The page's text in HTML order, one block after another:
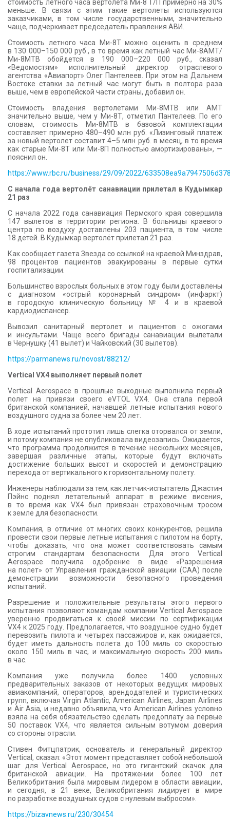
стоимость летного часа вертолета Ми-8 Т/П примерно на 30%
меньше. В связи с этим такие вертолеты используются
заказчиками, в том числе государственными, значительно
чаще, подчеркивает председатель правления АВИ.
Стоимость летного часа Ми-8Т можно оценить в среднем
в 130 000–150 000 руб., в то время как летный час Ми-8АМТ/
Ми-8МТВ обойдется в 190 000–220 000 руб., сказал
«Ведомостям» исполнительный директор отраслевого
агентства «Авиапорт» Олег Пантелеев. При этом на Дальнем
Востоке ставки за летный час могут быть в полтора раза
выше, чем в европейской части страны, добавил он.
Стоимость владения вертолетами Ми-8МТВ или АМТ
значительно выше, чем у Ми-8Т, отметил Пантелеев. По его
словам, стоимость Ми-8МТВ в базовой комплектации
составляет примерно 480–490 млн руб. «Лизинговый платеж
за новый вертолет составит 4–5 млн руб. в месяц, в то время
как старые Ми-8Т или Ми-8П полностью амортизированы», —
пояснил он.
https://www.rbc.ru/business/29/09/2022/
С начала года вертолёт санавиации прилетал в Кудымкар
21 раз
С начала 2022 года санавиация Пермского края совершила
147 вылетов в территории региона. В больницы краевого
центра по воздуху доставлены 203 пациента, в том числе
18 детей. В Кудымкар вертолёт прилетал 21 раз.
Как сообщает газета Звезда со ссылкой на краевой Минздрав,
98 процентов пациентов эвакуированы в первые сутки
госпитализации.
Большинство взрослых больных в этом году были доставлены
с диагнозом «острый коронарный синдром» (инфаркт)
в городскую клиническую больницу № 4 и в краевой
кардиодиспансер.
Вывозил санитарный вертолет и пациентов с ожогами
и инсультами. Чаще всего бригады санавиации вылетали
в Чернушку (41 вылет) и Чайковский (30 вылетов).
https://parmanews.ru/novost/88212/
Vertical VX4 выполняет первый полет
Vertical Aerospace в прошлые выходные выполнила первый
полет на привязи своего eVTOL VX4. Она стала первой
британской компанией, начавшей летные испытания нового
воздушного судна за более чем 20 лет.
В ходе испытаний прототип лишь слегка оторвался от земли,
и потому компания не опубликовала видеозапись. Ожидается,
что программа продолжится в течение нескольких месяцев,
завершая различные этапы, которые будут включать
достижение больших высот и скоростей и демонстрацию
перехода от вертикального к горизонтальному полету.
Инженеры наблюдали за тем, как летчик-испытатель Джастин
Пэйнс поднял летательный аппарат в режиме висения,
в то время как VX4 был привязан страховочным тросом
к земле для безопасности.
Компания, в отличие от многих своих конкурентов, решила
провести свои первые летные испытания с пилотом на борту,
чтобы доказать, что она может соответствовать самым
строгим стандартам безопасности. Для этого Vertical
Aerospace получила одобрение в виде «Разрешения
на полет» от Управления гражданской авиации (CAA) после
демонстрации возможности безопасного проведения
испытаний.
Разрешение и положительные результаты этого первого
испытания позволяют командам компании Vertical Aerospace
уверенно продвигаться к своей миссии по сертификации
VX4 к 2025 году. Предполагается, что воздушное судно будет
перевозить пилота и четырех пассажиров и, как ожидается,
будет иметь дальность полета до 100 миль со скоростью
около 150 миль в час, и максимальную скорость 200 миль
в час.
Компания уже получила более 1400 условных
предварительных заказов от некоторых ведущих мировых
авиакомпаний, операторов, арендодателей и туристических
групп, включая Virgin Atlantic, American Airlines, Japan Airlines
и Air Asia, и недавно объявила, что American Airlines условно
взяла на себя обязательство сделать предоплату за первые
50 поставок VX4, что является сильным вотумом доверия
со стороны отрасли.
Стивен Фитцпатрик, основатель и генеральный директор
Vertical, сказал: «Этот момент представляет собой небольшой
шаг для Vertical Aerospace, но это гигантский скачок для
британской авиации. На протяжении более 100 лет
Великобритания была мировым лидером в области авиации,
и сегодня, в 21 веке, Великобритания лидирует в мире
по разработке воздушных судов с нулевым выбросом».
https://bizavnews.ru/230/30454